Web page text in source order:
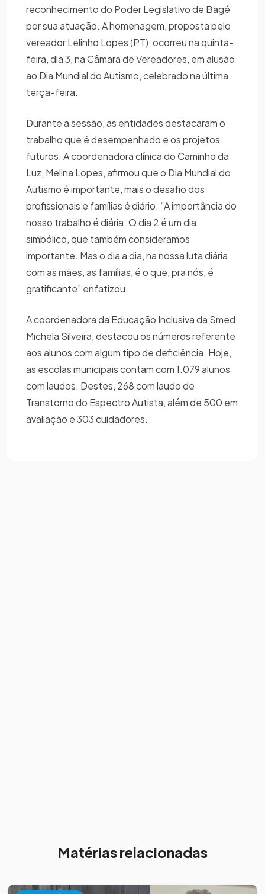
reconhecimento do Poder Legislativo de Bagé
por sua atuação. A homenagem, proposta pelo
vereador Lelinho Lopes (PT), ocorreu na quinta-
feira, dia 3, na Câmara de Vereadores, em alusão
ao Dia Mundial do Autismo, celebrado na última
terça-feira.
Durante a sessão, as entidades destacaram o
trabalho que é desempenhado e os projetos
futuros. A coordenadora clínica do Caminho da
Luz, Melina Lopes, afirmou que o Dia Mundial do
Autismo é importante, mais o desafio dos
profissionais e famílias é diário. “A importância do
nosso trabalho é diária. O dia 2 é um dia
simbólico, que também consideramos
importante. Mas o dia a dia, na nossa luta diária
com as mães, as famílias, é o que, pra nós, é
gratificante” enfatizou.
A coordenadora da Educação Inclusiva da Smed,
Michela Silveira, destacou os números referente
aos alunos com algum tipo de deficiência. Hoje,
as escolas municipais contam com 1.079 alunos
com laudos. Destes, 268 com laudo de
Transtorno do Espectro Autista, além de 500 em
avaliação e 303 cuidadores.
Matérias relacionadas